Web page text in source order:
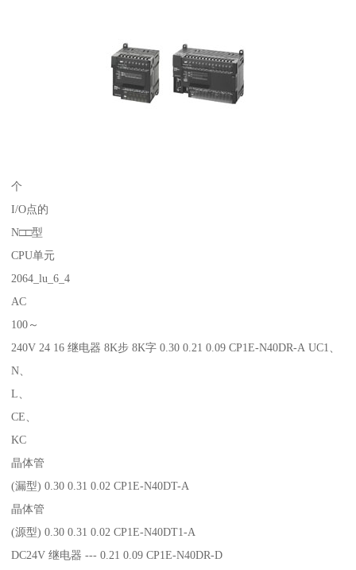
个
I/O点的
N□□型
CPU单元
2064_lu_6_4
AC
100～
240V 24 16 继电器 8K步 8K字 0.30 0.21 0.09 CP1E-N40DR-A UC1、
N、
L、
CE、
KC
晶体管
(漏型) 0.30 0.31 0.02 CP1E-N40DT-A
晶体管
(源型) 0.30 0.31 0.02 CP1E-N40DT1-A
DC24V 继电器 --- 0.21 0.09 CP1E-N40DR-D